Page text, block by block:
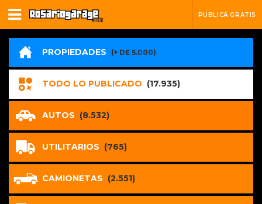
PUBLICÁ GRATIS
PROPIEDADES (+ DE 5.000)
TODO LO PUBLICADO (17.935)
AUTOS (8.532)
UTILITARIOS (765)
CAMIONETAS (2.551)